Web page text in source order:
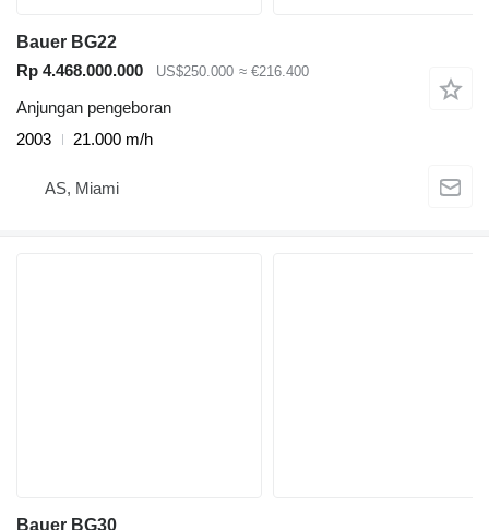
Bauer BG22
Rp 4.468.000.000
US$250.000 ≈ €216.400
Anjungan pengeboran
2003
21.000 m/h
AS, Miami
Bauer BG30